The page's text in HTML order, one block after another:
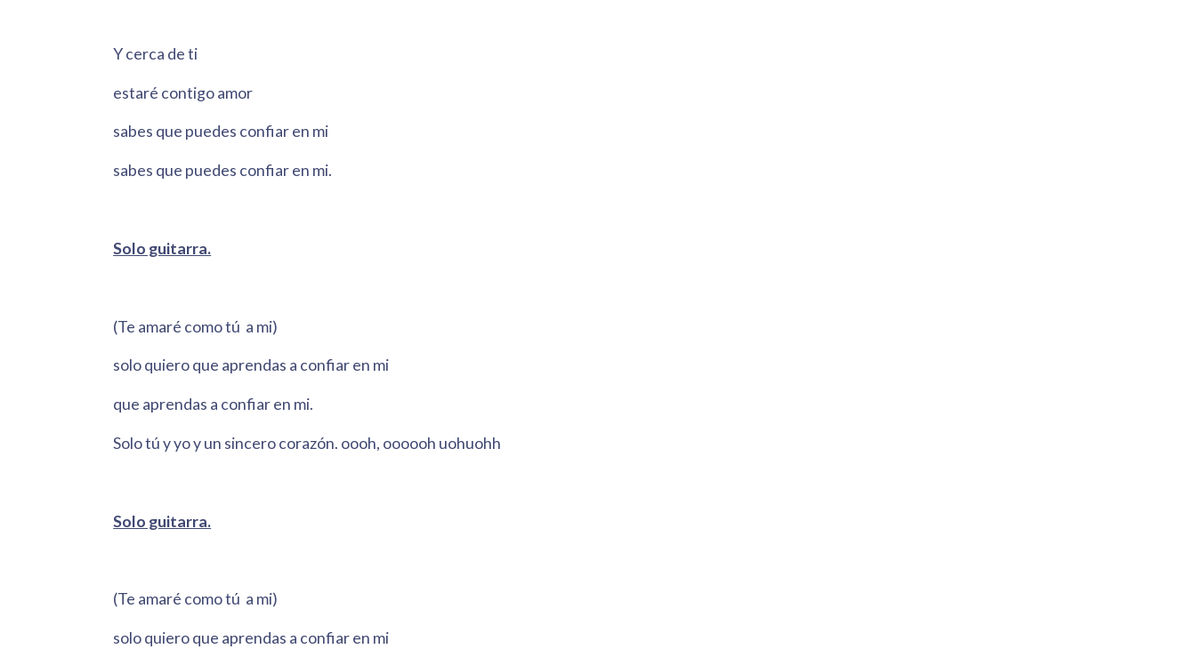
Y cerca de ti
estaré contigo amor
sabes que puedes confiar en mi
sabes que puedes confiar en mi.
Solo guitarra.
(Te amaré como tú a mi)
solo quiero que aprendas a confiar en mi
que aprendas a confiar en mi.
Solo tú y yo y un sincero corazón. oooh, oooooh uohuohh
Solo guitarra.
(Te amaré como tú a mi)
solo quiero que aprendas a confiar en mi